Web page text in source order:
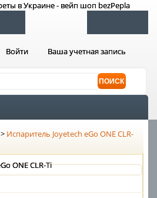
Войти Ваша учетная запись
> Испаритель Joyetech eGo ONE CLR-